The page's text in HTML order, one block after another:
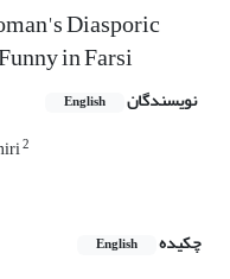
Diasporic
in Farsi
نویسندگان English
2
چکیده
English